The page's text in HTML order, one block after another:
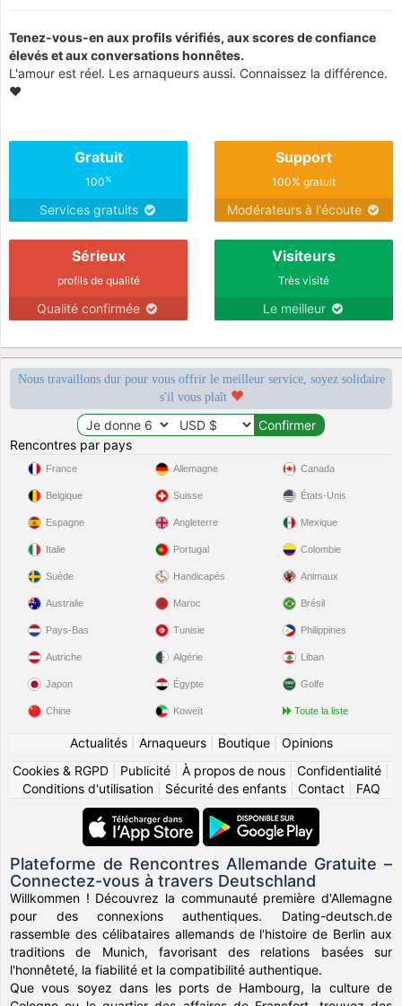
Tenez-vous-en aux profils vérifiés, aux scores de confiance
élevés et aux conversations honnêtes.
L'amour est réel. Les arnaqueurs aussi. Connaissez la différence.
❤️
Gratuit
100%
Services gratuits
Support
100% gratuit
Modérateurs à l'écoute
Sérieux
profils de qualité
Qualité confirmée
Visiteurs
Très visité
Le meilleur
Nous travaillons dur pour vous offrir le meilleur service, soyez solidaire
s'il vous plaît
Rencontres par pays
France
Belgique
Espagne
Italie
Suède
Allemagne
Suisse
Angleterre
Portugal
Handicapés
Canada
États-Unis
Mexique
Colombie
Animaux
Australie
Pays-Bas
Autriche
Japon
Chine
Maroc
Tunisie
Algérie
Égypte
Koweït
Brésil
Philippines
Liban
Golfe
Toute la liste
Actualités| Arnaqueurs| Boutique| Opinions
Cookies & RGPD
Publicité À propos de nous Confidentialité
Conditions d'utilisation| Sécurité des enfants| Contact| FAQ
Plateforme de Rencontres Allemande Gratuite –
Connectez-vous à travers Deutschland
Willkommen ! Découvrez la communauté première d'Allemagne
pour des connexions authentiques. Dating-deutsch.de
rassemble des célibataires allemands de l'histoire de Berlin aux
traditions de Munich, favorisant des relations basées sur
l'honnêteté, la fiabilité et la compatibilité authentique.
Que vous soyez dans les ports de Hambourg, la culture de